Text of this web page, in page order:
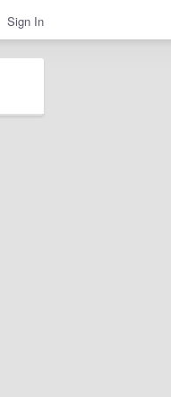
Sign In